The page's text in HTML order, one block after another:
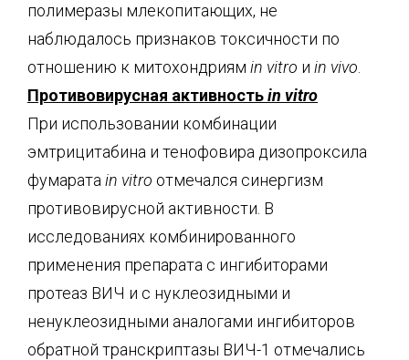
полимеразы млекопитающих, не
наблюдалось признаков токсичности по
отношению к митохондриям in vitro и in vivo
Противовирусная активностьin vitro
При использовании комбинации
эмтрицитабина и тенофовира дизопроксила
фумарата in vitro отмечался синергизм
противовирусной активности. В
исследованиях комбинированного
применения препарата с ингибиторами
протеаз ВИЧ и с нуклеозидными и
ненуклеозидными аналогами ингибиторов
обратной транскриптазы ВИЧ-1 отмечались